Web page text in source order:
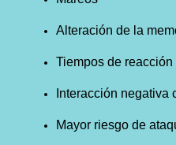
Alteración de la
Tiempos de
Interacción negativa
Mayor riesgo de